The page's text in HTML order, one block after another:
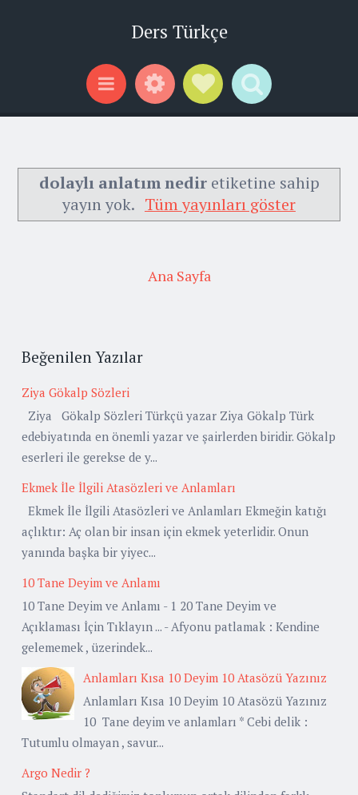
Ders Türkçe
Menu WidgetsSocial Links
Search
dolaylı anlatım nediretiketine sahip
yayın yok. Tüm yayınları göster
Ana Sayfa
Beğenilen Yazılar
Ziya Gökalp Sözleri
Ziya Gökalp Sözleri Türkçü yazar Ziya Gökalp Türk
edebiyatında en önemli yazar ve şairlerden biridir. Gökalp
eserleri ile gerekse de y...
Ekmek İle İlgili Atasözleri ve Anlamları
Ekmek İle İlgili Atasözleri ve Anlamları Ekmeğin katığı
açlıktır: Aç olan bir insan için ekmek yeterlidir. Onun
yanında başka bir yiyec...
10 Tane Deyim ve Anlamı
10 Tane Deyim ve Anlamı - 1 20 Tane Deyim ve
Açıklaması İçin Tıklayın ... - Afyonu patlamak : Kendine
gelememek , üzerindek...
Anlamları Kısa 10 Deyim 10 Atasözü Yazınız
Anlamları Kısa 10 Deyim 10 Atasözü Yazınız
10 Tane deyim ve anlamları * Cebi delik :
Tutumlu olmayan , savur...
Argo Nedir ?